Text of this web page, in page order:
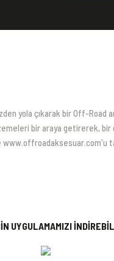
yola çıkarak bir Off-Road
bir araya getirerek,
www.offroadaksesuar.com'u
UYGULAMAMIZI